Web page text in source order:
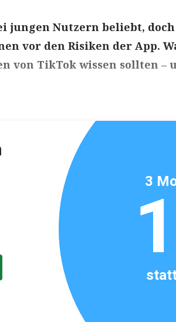
jungen Nutzern beliebt, doch
vor den Risiken der App.
von TikTok wissen sollten –
3